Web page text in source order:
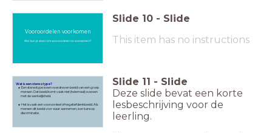
Vooroordelen voorkomen
Wat kun je doen om vooroordelen te voorkomen?
Slide 10 - Slide
This item has no instructions
Wat is een stereotype?
Een stereotype is een overdreven beeld van een groep
mensen. Dat beeld komt vaak niet (helemaal) overeen
met de werkelijkheid.
Het is vaak een vooroordeel of negatief denkbeeld. Als
mensen dit beeld voor waar aannemen, is er kans op
discriminatie.
Slide 11 - Slide
Deze slide bevat een korte
lesbeschrijving voor de
leerling.